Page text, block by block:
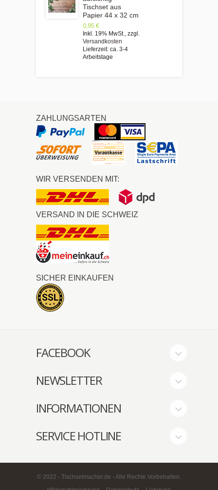
Tischset aus
Papier 44 x 32 cm
0,95 €
Inkl. 19% MwSt. zzgl.
Versandkosten
Lieferzeit: ca. 3-4
Arbeitstage
ZAHLUNGSARTEN
WIR VERSENDEN MIT:
VERSAND IN DIE SCHWEIZ
SICHER EINKAUFEN
FACEBOOK
NEWSLETTER
INFORMATIONEN
SERVICE HOTLINE
© 2022 - Tischsetmacher.de - Alle Rechte Vorbehalten.